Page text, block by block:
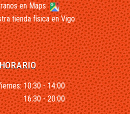
en Maps
tienda física en Vigo
10:30 - 14:00
16:30 - 20:00